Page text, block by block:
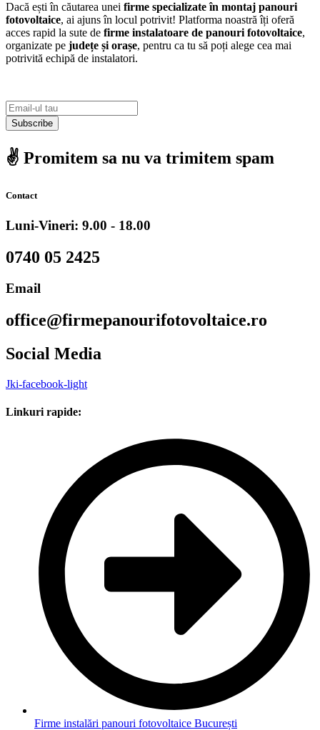
Dacă ești în căutarea unei firme specializate în montaj panouri
fotovoltaice, ai ajuns în locul potrivit! Platforma noastră îți oferă
acces rapid la sute de firme instalatoare de panouri fotovoltaice,
organizate pe județe și orașe, pentru ca tu să poți alege cea mai
potrivită echipă de instalatori.
Subscribe
✌️ Promitem sa nu va trimitem spam
Contact
Luni-Vineri: 9.00 - 18.00
0740 05 2425
Email
office@firmepanourifotovoltaice.ro
Social Media
Jki-facebook-light
Linkuri rapide:
Firme instalări panouri fotovoltaice București